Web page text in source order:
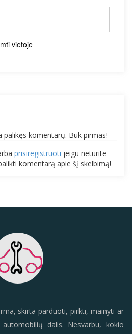
vietoje
palikęs komentarų. Būk pirmas!
prisiregistruoti jeigu neturite
komentarą apie šį skelbimą!
skirta parduoti, pirkti, mainyti ar
dalis. Nesvarbu, kokio